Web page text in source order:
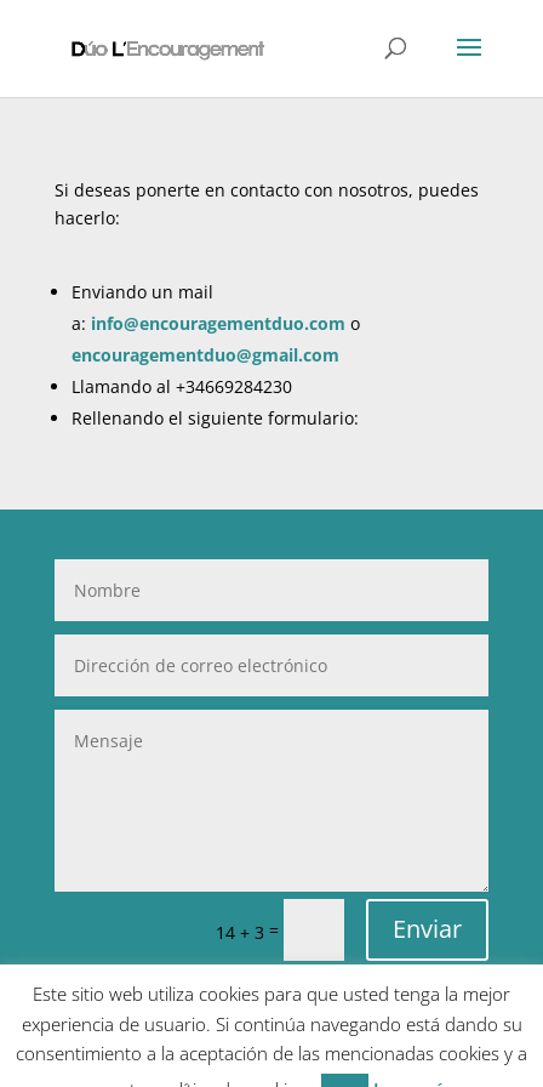
Si deseas ponerte en contacto con nosotros, puedes
hacerlo:
Enviando un mail
a: info@encouragementduo.com o
encouragementduo@gmail.com
Llamando al +34669284230
Rellenando el siguiente formulario:
14 + 3 = Enviar
Este sitio web utiliza cookies para que usted tenga la mejor
experiencia de usuario. Si continúa navegando está dando su
consentimiento a la aceptación de las mencionadas cookies y a